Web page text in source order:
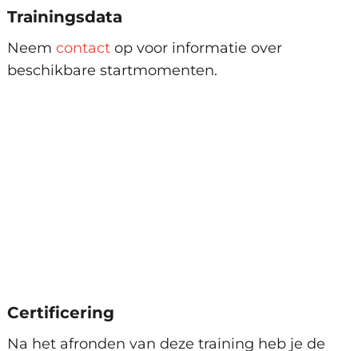
Trainingsdata
Neem contactop voor informatie over
beschikbare startmomenten.
Certificering
Na het afronden van deze training heb je de